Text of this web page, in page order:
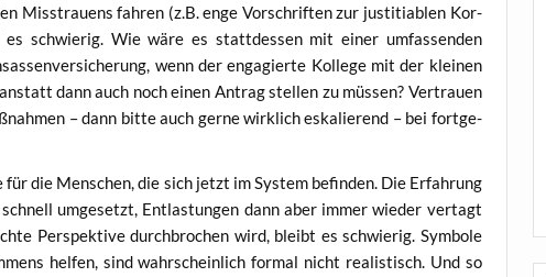
Miss­trau­ens fah­ren (z.B. enge Vor­schrif­ten zur jus­ti­tia­blen Kor­
schwie­rig. Wie wäre es statt­des­sen mit einer umfas­sen­den
wenn der enga­gier­te Kol­le­ge mit der klei­nen
dann auch noch einen Antrag stel­len zu müs­sen? Ver­trau­en
– dann bit­te auch ger­ne wirk­lich eska­lie­rend – bei fort­ge­
die Men­schen, die sich jetzt im Sys­tem befin­den. Die Erfah­rung
umge­setzt, Ent­las­tun­gen dann aber immer wie­der ver­tagt
Per­spek­ti­ve durch­bro­chen wird, bleibt es schwie­rig. Sym­bo­le
hel­fen, sind wahr­schein­lich for­mal nicht rea­lis­tisch. Und so